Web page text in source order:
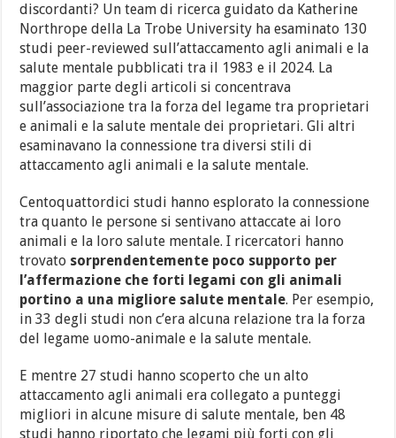
discordanti? Un team di ricerca guidato da Katherine
Northrope della La Trobe University ha esaminato 130
studi peer-reviewed sull’attaccamento agli animali e la
salute mentale pubblicati tra il 1983 e il 2024. La
maggior parte degli articoli si concentrava
sull’associazione tra la forza del legame tra proprietari
e animali e la salute mentale dei proprietari. Gli altri
esaminavano la connessione tra diversi stili di
attaccamento agli animali e la salute mentale.
Centoquattordici studi hanno esplorato la connessione
tra quanto le persone si sentivano attaccate ai loro
animali e la loro salute mentale. I ricercatori hanno
trovato sorprendentemente poco supporto per
l’affermazione che forti legami con gli animali
portino a una migliore salute mentale. Per esempio,
in 33 degli studi non c’era alcuna relazione tra la forza
del legame uomo-animale e la salute mentale.
E mentre 27 studi hanno scoperto che un alto
attaccamento agli animali era collegato a punteggi
migliori in alcune misure di salute mentale, ben 48
studi hanno riportato che legami più forti con gli